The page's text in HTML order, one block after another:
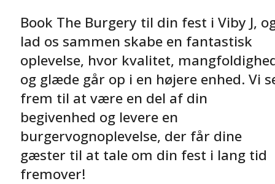
Book The Burgery til din fest i Viby J,
lad os sammen skabe en fantastisk
oplevelse, hvor kvalitet,
og glæde går op i en højere enhed. Vi
frem til at være en del af din
begivenhed og levere en
burgervognoplevelse, der får dine
gæster til at tale om din fest i lang tid
fremover!